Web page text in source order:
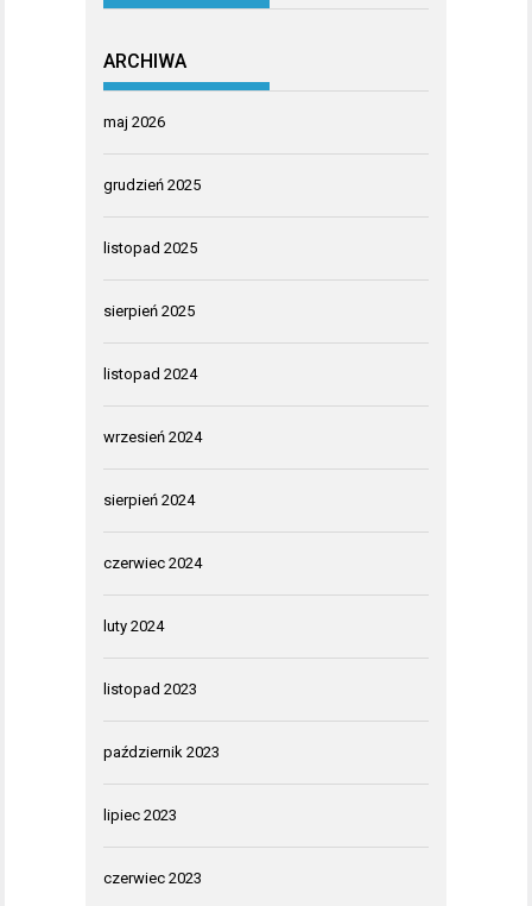
ARCHIWA
maj 2026
grudzień 2025
listopad 2025
sierpień 2025
listopad 2024
wrzesień 2024
sierpień 2024
czerwiec 2024
luty 2024
listopad 2023
październik 2023
lipiec 2023
czerwiec 2023